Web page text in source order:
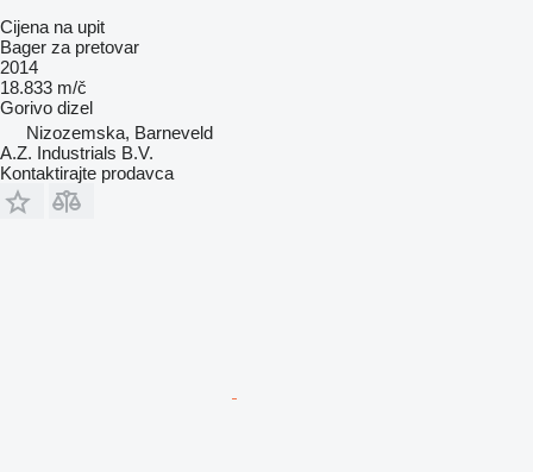
Cijena na upit
Bager za pretovar
2014
18.833 m/č
Gorivo dizel
Nizozemska, Barneveld
A.Z. Industrials B.V.
Kontaktirajte prodavca